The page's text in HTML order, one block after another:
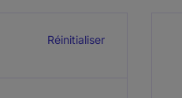
Réinitialiser